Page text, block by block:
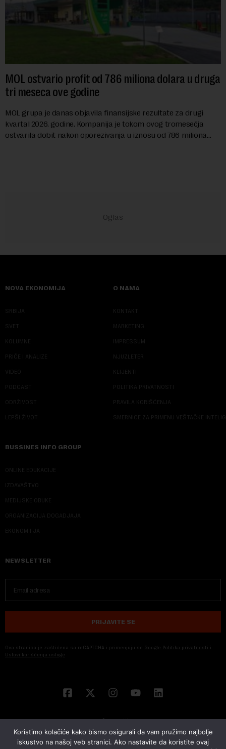
MOL ostvario profit od 786 miliona dolara u druga
tri meseca ove godine
MOL grupa je danas objavila finansijske rezultate za drugi
kvartal 2026. godine. Kompanija je tokom ovog tromesečja
ostvarila dobit nakon oporezivanja u iznosu od 786 miliona
NOVA EKONOMIJA
SRBIJA
SVET
KOLUMNE
PRIČE I ANALIZE
VIDEO
PODCAST
ODRŽIVOST
LEPŠI ŽIVOT
O NAMA
KONTAKT
MARKETING
IMPRESSUM
NJUZLETER
KLIJENTI
POLITIKA PRIVATNOSTI
PRAVILA KORIŠĆENJA
SMERNICE ZA PRIMENU VEŠTAČKE
BUSSINES INFO GROUP
ONLINE EDUKACIJE
IZDAVAŠTVO
MEDIJSKE OBUKE
ORGANIZACIJA DOGADJAJA
EKONOM I JA
NEWSLETTER
PRIJAVITE SE
Ova stranica je zaštićena sa reCAPTCHA i primenjuju se Google Politika privatnosti i
Uslovi korišćenja usluge
Koristimo kolačiće kako bismo osigurali da vam pružimo najbolje
iskustvo na našoj veb stranici. Ako nastavite da koristite ovaj